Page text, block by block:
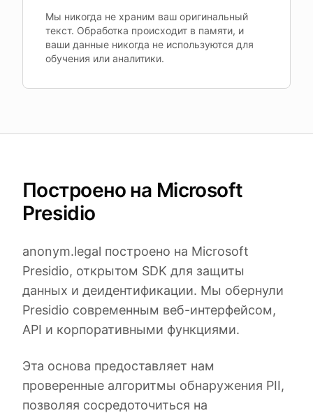
Мы никогда не храним ваш оригинальный
текст. Обработка происходит в памяти, и
ваши данные никогда не используются для
обучения или аналитики.
Построено на Microsoft
Presidio
anonym.legal построено на Microsoft
Presidio, открытом SDK для защиты
данных и деидентификации. Мы обернули
Presidio современным веб-интерфейсом,
API и корпоративными функциями.
Эта основа предоставляет нам
проверенные алгоритмы обнаружения PII,
позволяя сосредоточиться на